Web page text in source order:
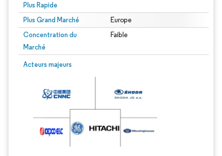
Plus Rapide
Plus Grand Marché Europe
Concentration du
Marché
Faible
Acteurs majeurs
Image © Mordor Intelligence. La réutilisation nécessite une attribution sous CC